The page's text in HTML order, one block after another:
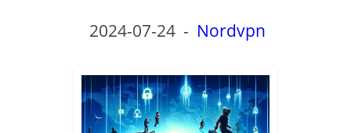
2024-07-24- Nordvpn